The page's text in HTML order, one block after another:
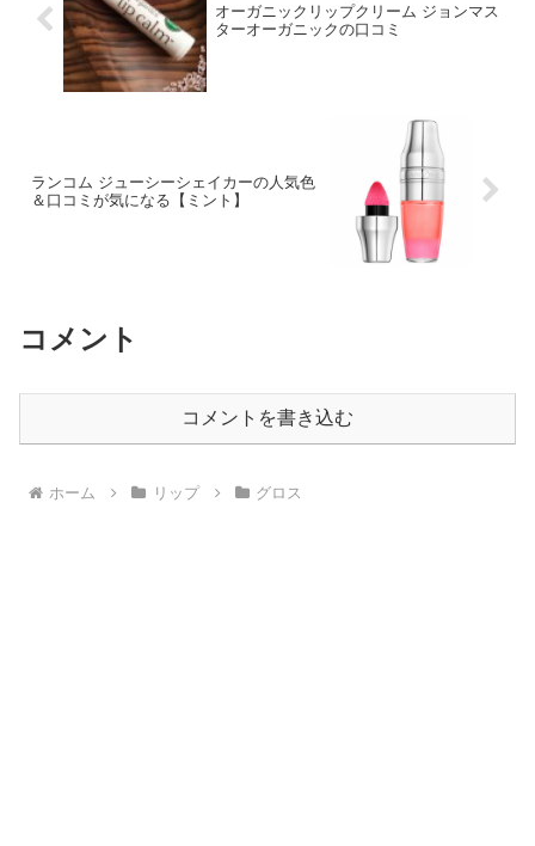
オーガニックリップクリーム ジョンマス
ターオーガニックの口コミ
ランコム ジューシーシェイカーの人気色
＆口コミが気になる【ミント】
コメント
コメントを書き込む
ホーム リップ グロス